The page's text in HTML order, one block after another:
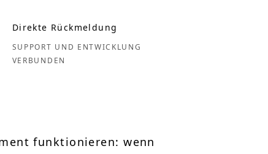
Direkte Rückmeldung
SUPPORT UND ENTWICKLUNG
VERBUNDEN
funktionieren: wenn